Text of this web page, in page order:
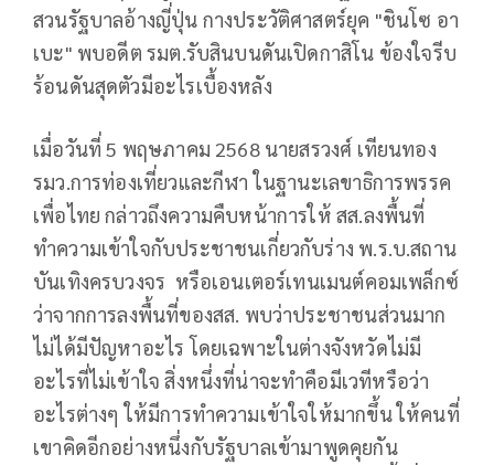
สวนรัฐบาลอ้างญี่ปุ่น กางประวัติศาสตร์ยุค "ชินโซ อา
เบะ" พบอดีต รมต.รับสินบนดันเปิดกาสิโน ข้องใจรีบ
ร้อนดันสุดตัวมีอะไรเบื้องหลัง
เมื่อวันที่ 5 พฤษภาคม 2568 นายสรวงศ์ เทียนทอง
รมว.การท่องเที่ยวและกีฬา ในฐานะเลขาธิการพรรค
เพื่อไทย กล่าวถึงความคืบหน้าการให้ สส.ลงพื้นที่
ทำความเข้าใจกับประชาชนเกี่ยวกับร่าง พ.ร.บ.สถาน
บันเทิงครบวงจร หรือเอนเตอร์เทนเมนต์คอมเพล็กซ์
ว่าจากการลงพื้นที่ของสส. พบว่าประชาชนส่วนมาก
ไม่ได้มีปัญหาอะไร โดยเฉพาะในต่างจังหวัดไม่มี
อะไรที่ไม่เข้าใจ สิ่งหนึ่งที่น่าจะทำคือมีเวทีหรือว่า
อะไรต่างๆ ให้มีการทำความเข้าใจให้มากขึ้น ให้คนที่
เขาคิดอีกอย่างหนึ่งกับรัฐบาลเข้ามาพูดคุยกัน